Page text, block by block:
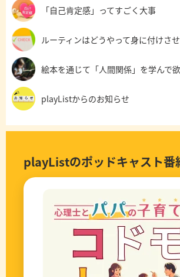
「自己肯定感」ってすごく大事
ルーティンはどうやって身に付けさ
絵本を通じて「人間関係」を学んで
playListからのお知らせ
playListのポッドキャスト番